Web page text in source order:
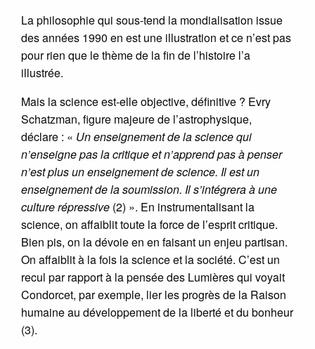
La philosophie qui sous-tend la mondialisation issue
des années 1990 en est une illustration et ce n’est pas
pour rien que le thème de la fin de l’histoire l’a
illustrée.
Mais la science est-elle objective, définitive ? Evry
Schatzman, figure majeure de l’astrophysique,
déclare : « Un enseignement de la science qui
n’enseigne pas la critique et n’apprend pas à penser
n’est plus un enseignement de science. Il est un
enseignement de la soumission. Il s’intégrera à une
culture répressive (2) ». En instrumentalisant la
science, on affaiblit toute la force de l’esprit critique.
Bien pis, on la dévoie en en faisant un enjeu partisan.
On affaiblit à la fois la science et la société. C’est un
recul par rapport à la pensée des Lumières qui voyait
Condorcet, par exemple, lier les progrès de la Raison
humaine au développement de la liberté et du bonheur
(3).